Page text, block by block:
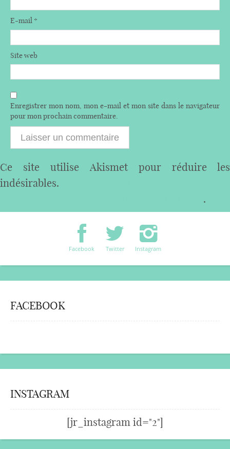
E-mail *
Site web
Enregistrer mon nom, mon e-mail et mon site dans le navigateur
pour mon prochain commentaire.
Ce site utilise Akismet pour réduire les
indésirables.
.
Facebook Twitter Instagram
FACEBOOK
INSTAGRAM
[jr_instagram id="2"]